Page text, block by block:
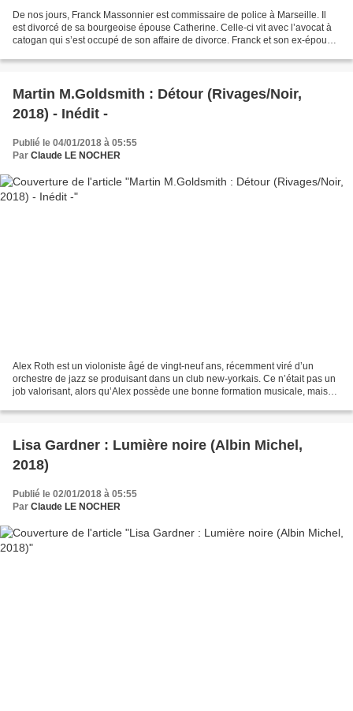
De nos jours, Franck Massonnier est commissaire de police à Marseille. Il
est divorcé de sa bourgeoise épouse Catherine. Celle-ci vit avec l’avocat à
catogan qui s’est occupé de son affaire de divorce. Franck et son ex-épouse
Martin M.Goldsmith : Détour (Rivages/Noir,
2018) - Inédit -
Publié le 04/01/2018 à 05:55
Par Claude LE NOCHER
Alex Roth est un violoniste âgé de vingt-neuf ans, récemment viré d’un
orchestre de jazz se produisant dans un club new-yorkais. Ce n’était pas un
job valorisant, alors qu’Alex possède une bonne formation musicale, mais
Lisa Gardner : Lumière noire (Albin Michel,
2018)
Publié le 02/01/2018 à 05:55
Par Claude LE NOCHER